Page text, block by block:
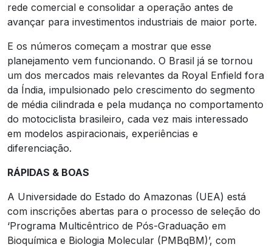
rede comercial e consolidar a operação antes de
avançar para investimentos industriais de maior porte.
E os números começam a mostrar que esse
planejamento vem funcionando. O Brasil já se tornou
um dos mercados mais relevantes da Royal Enfield fora
da Índia, impulsionado pelo crescimento do segmento
de média cilindrada e pela mudança no comportamento
do motociclista brasileiro, cada vez mais interessado
em modelos aspiracionais, experiências e
diferenciação.
RÁPIDAS & BOAS
A Universidade do Estado do Amazonas (UEA) está
com inscrições abertas para o processo de seleção do
‘Programa Multicêntrico de Pós-Graduação em
Bioquímica e Biologia Molecular (PMBqBM)’, com